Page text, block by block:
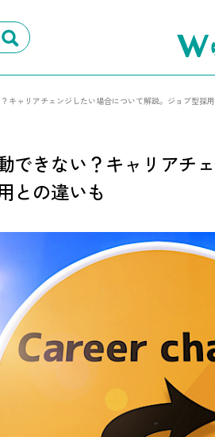
キャリアチェンジしたい場合について解説。ジョブ型採
できない？キャリアチ
との違いも